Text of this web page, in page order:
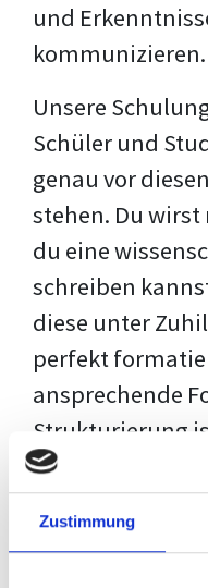
Zustimmung
und
kommunizieren.
Unsere
Schüler und
genau vor
stehen. Du
du eine
schreiben
diese unter
perfekt
ansprechende
Strukturierung
wie der Inhalt
eigene
Schulung ist so